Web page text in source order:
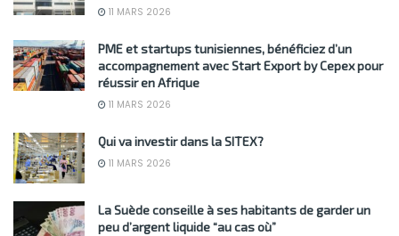
11 MARS 2026
PME et startups tunisiennes, bénéficiez d’un
accompagnement avec Start Export by Cepex pour
réussir en Afrique
11 MARS 2026
Qui va investir dans la SITEX?
11 MARS 2026
La Suède conseille à ses habitants de garder un
peu d’argent liquide “au cas où”